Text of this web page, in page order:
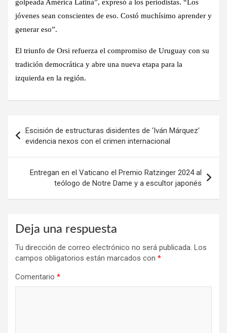
golpeada América Latina”, expresó a los periodistas. “Los
jóvenes sean conscientes de eso. Costó muchísimo aprender y
generar eso”.
El triunfo de Orsi refuerza el compromiso de Uruguay con su
tradición democrática y abre una nueva etapa para la
izquierda en la región.
de
entradas
Escisión de estructuras disidentes de ‘Iván Márquez’
evidencia nexos con el crimen internacional
Entregan en el Vaticano el Premio Ratzinger 2024 al
teólogo de Notre Dame y a escultor japonés
Deja una respuesta
Tu dirección de correo electrónico no será publicada. Los
campos obligatorios están marcados con *
Comentario *